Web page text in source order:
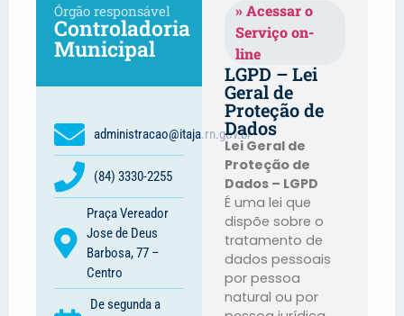
Órgão responsável
Controladoria
Municipal
administracao@itaja.rn.gov.br
(84) 3330-2255
Praça Vereador
Jose de Deus
Barbosa, 77 –
Centro
De segunda a
» Acessar o
Serviço on-
line
LGPD – Lei
Geral de
Proteção de
Dados
Lei Geral de
Proteção de
Dados – LGPD
É uma lei que
dispõe sobre o
tratamento de
dados pessoais
por pessoa
natural ou por